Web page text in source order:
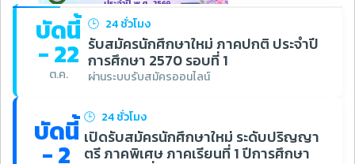
บัดนี้
- 22
ต.ค.
🕒 24 ชั่วโมง
รับสมัครนักศึกษาใหม่ ภาคปกติ ประจำปี
การศึกษา 2570 รอบที่ 1
ผ่านระบบรับสมัครออนไลน์
บัดนี้
- 2
🕒 24 ชั่วโมง
เปิดรับสมัครนักศึกษาใหม่ ระดับปริญญา
ตรี ภาคพิเศษ ภาคเรียนที่ 1 ปีการศึกษา